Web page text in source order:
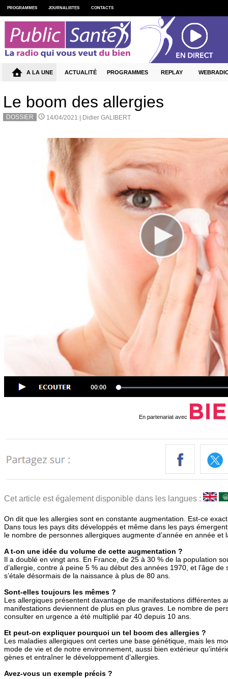
Le boom des allergies
DOSSIER 14/04/2021 | Didier GALIBERT
En partenariat avec
Cet article est également disponible dans les langues :
On dit que les allergies sont en constante augmentation. Est-ce
Dans tous les pays dits développés et même dans les pays
le nombre de personnes allergiques augmente d’année en année et
A t-on une idée du volume de cette augmentation ?
Il a doublé en vingt ans. En France, de 25 à 30 % de la population
d’allergie, contre à peine 5 % au début des années 1970, et l’âge
s’étale désormais de la naissance à plus de 80 ans.
Sont-elles toujours les mêmes ?
Les allergiques présentent davantage de manifestations différentes
manifestations deviennent de plus en plus graves. Le nombre de
consulter en urgence a été multiplié par 40 depuis 10 ans.
Et peut-on expliquer pourquoi un tel boom des allergies ?
Les maladies allergiques ont certes une base génétique, mais les
mode de vie et de notre environnement, aussi bien extérieur
gènes et entraîner le développement d’allergies.
Avez-vous un exemple précis ?
PROGRAMMES JOURNALISTES CONTACTS
A LA UNE ACTUALITÉ PROGRAMMES REPLAY